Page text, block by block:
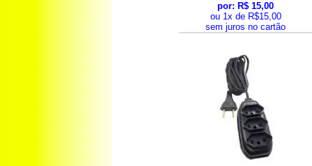
por: R$ 15,00
ou 1x de R$15,00
sem juros no cartão